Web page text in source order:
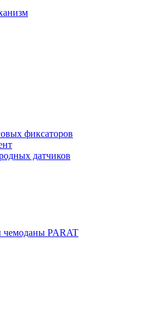
фиксаторов
датчиков
чемоданы PARAT